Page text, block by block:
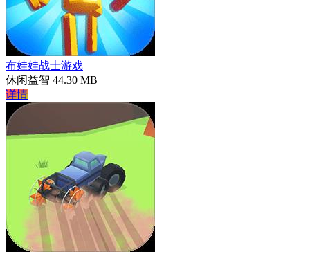
布娃娃战士游戏
休闲益智 44.30 MB
详情